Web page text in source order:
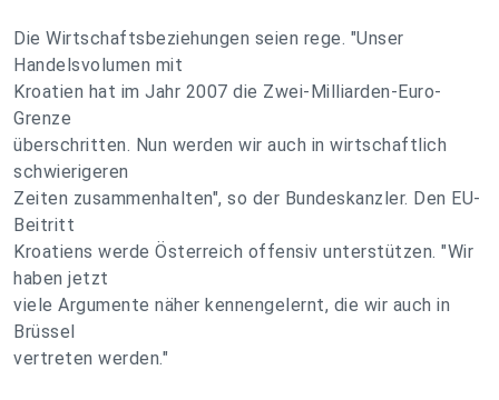
Die Wirtschaftsbeziehungen seien rege. "Unser
Handelsvolumen mit
Kroatien hat im Jahr 2007 die Zwei-Milliarden-Euro-
Grenze
überschritten. Nun werden wir auch in wirtschaftlich
schwierigeren
Zeiten zusammenhalten", so der Bundeskanzler. Den EU-
Beitritt
Kroatiens werde Österreich offensiv unterstützen. "Wir
haben jetzt
viele Argumente näher kennengelernt, die wir auch in
Brüssel
vertreten werden."